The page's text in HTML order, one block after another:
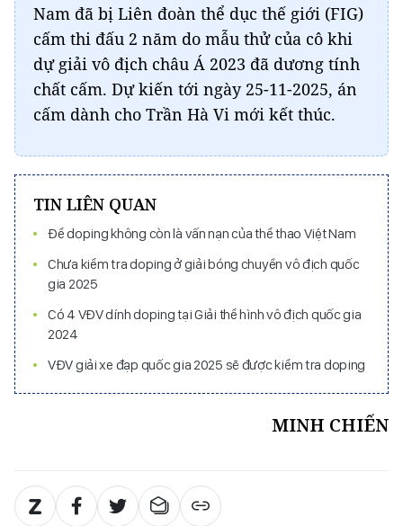
Nam đã bị Liên đoàn thể dục thế giới (FIG)
cấm thi đấu 2 năm do mẫu thử của cô khi
dự giải vô địch châu Á 2023 đã dương tính
chất cấm. Dự kiến tới ngày 25-11-2025, án
cấm dành cho Trần Hà Vi mới kết thúc.
TIN LIÊN QUAN
Để doping không còn là vấn nạn của thể thao Việt Nam
Chưa kiểm tra doping ở giải bóng chuyền vô địch quốc
gia 2025
Có 4 VĐV dính doping tại Giải thể hình vô địch quốc gia
2024
VĐV giải xe đạp quốc gia 2025 sẽ được kiểm tra doping
MINH CHIẾN